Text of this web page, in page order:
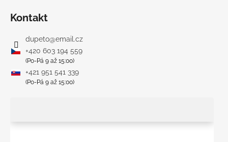
Kontakt
dupeto@email.cz
+420 603 194 559
(Po-Pá 9 až 15:00)
+421 951 541 339
(Po-Pá 9 až 15:00)